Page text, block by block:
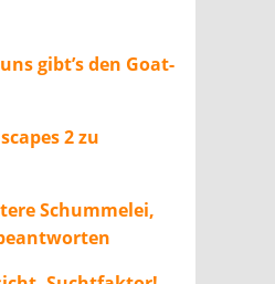
gibt’s den Goat-
2 zu
Schummelei,